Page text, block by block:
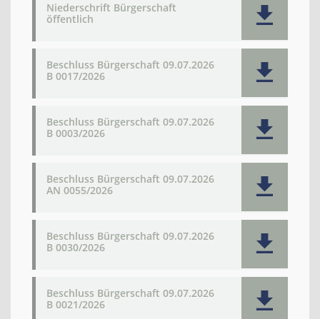
Niederschrift Bürgerschaft
öffentlich
Beschluss Bürgerschaft 09.07.2026
B 0017/2026
Beschluss Bürgerschaft 09.07.2026
B 0003/2026
Beschluss Bürgerschaft 09.07.2026
AN 0055/2026
Beschluss Bürgerschaft 09.07.2026
B 0030/2026
Beschluss Bürgerschaft 09.07.2026
B 0021/2026